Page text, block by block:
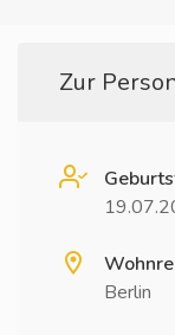
Zur
Berlin